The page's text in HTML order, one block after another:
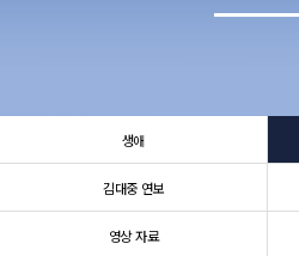
생애
김대중 연보
영상 자료